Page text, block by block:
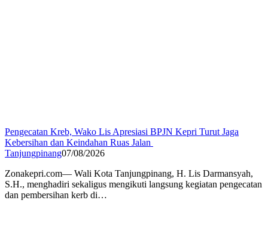
Pengecatan Kreb, Wako Lis Apresiasi BPJN Kepri Turut Jaga
Kebersihan dan Keindahan Ruas Jalan
Tanjungpinang07/08/2026
Zonakepri.com— Wali Kota Tanjungpinang, H. Lis Darmansyah,
S.H., menghadiri sekaligus mengikuti langsung kegiatan pengecatan
dan pembersihan kerb di…